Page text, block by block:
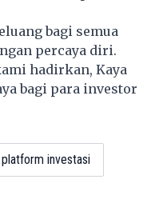
bagi semua
percaya diri.
hadirkan, Kaya
bagi para investor
platform investasi